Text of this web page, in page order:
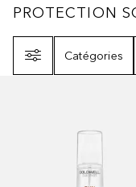
PROTECTION
Catégories